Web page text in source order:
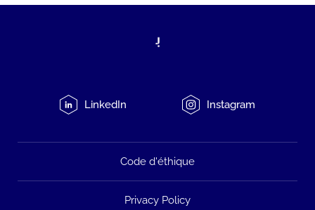
LinkedIn Instagram
Code d'éthique
Privacy Policy